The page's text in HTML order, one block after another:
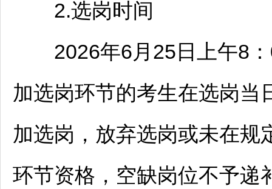
2.选岗时间
2026年6月25日上午8：
加选岗环节的考生在选岗当
加选岗，放弃选岗或未在规
环节资格，空缺岗位不予递